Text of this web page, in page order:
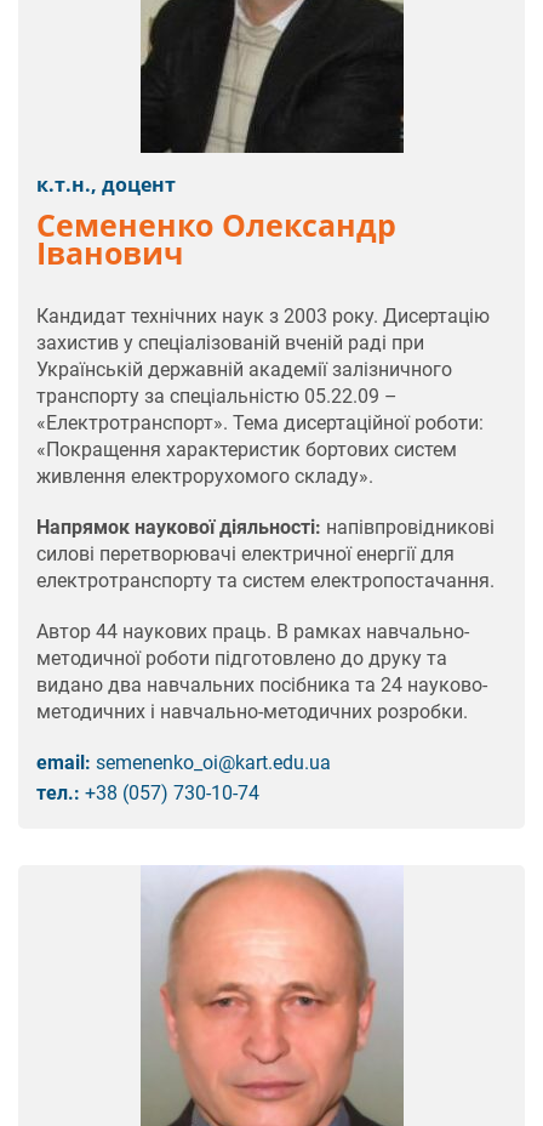
к.т.н., доцент
Семененко Олександр
Іванович
Кандидат технічних наук з 2003 року. Дисертацію
захистив у спеціалізованій вченій раді при
Українській державній академії залізничного
транспорту за спеціальністю 05.22.09 –
«Електротранспорт». Тема дисертаційної роботи:
«Покращення характеристик бортових систем
живлення електрорухомого складу».
Напрямок наукової діяльності: напівпровідникові
силові перетворювачі електричної енергії для
електротранспорту та систем електропостачання.
Автор 44 наукових праць. В рамках навчально-
методичної роботи підготовлено до друку та
видано два навчальних посібника та 24 науково-
методичних і навчально-методичних розробки.
email: semenenko_oi@kart.edu.ua
тел.: +38 (057) 730-10-74